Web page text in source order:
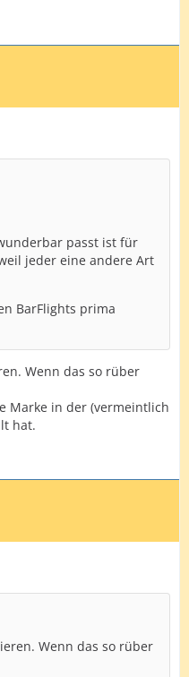
passt ist für
jeder eine andere Art
BarFlights prima
Wenn das so rüber
Marke in der (vermeintlich
hat.
Wenn das so rüber